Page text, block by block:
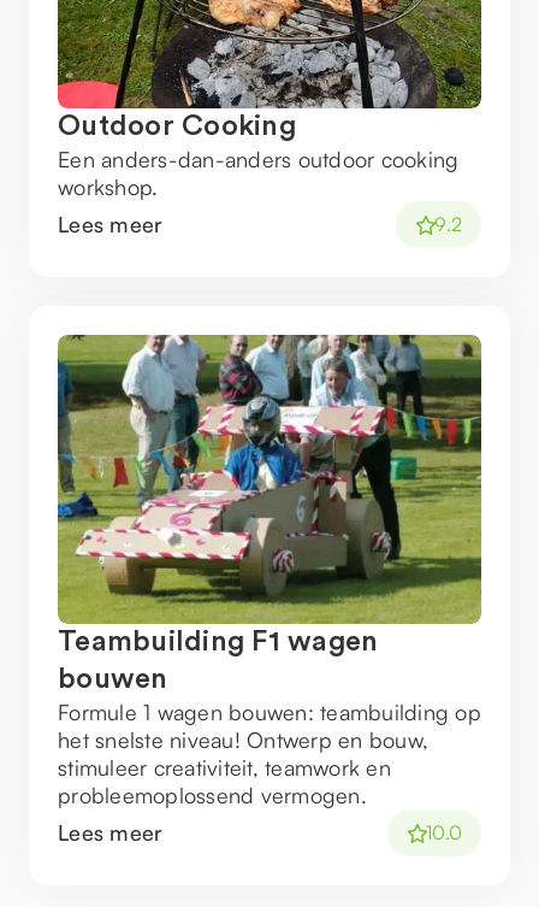
Outdoor Cooking
Een anders-dan-anders outdoor cooking
workshop.
Lees meer
9.2
Teambuilding F1 wagen
bouwen
Formule 1 wagen bouwen: teambuilding op
het snelste niveau! Ontwerp en bouw,
stimuleer creativiteit, teamwork en
probleemoplossend vermogen.
Lees meer
10.0